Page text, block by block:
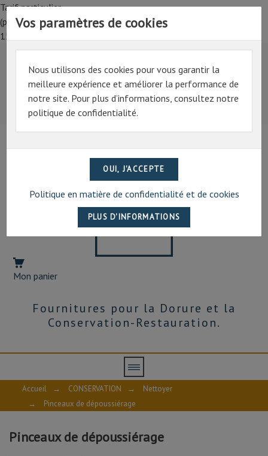
Tarif particulier,
(professionnel, connectez-vous pour bénéficier de la remise de
15%)
Tarif particulier,
(professionnel, connectez-vous pour bénéficier de la
remise de 15%)
07 69 94 13 47
Mon panier
Fournitures pour la Dorure et la
Conservation-Restauration.
Vos paramètres de cookies
Nous utilisons des cookies pour vous garantir la
meilleure expérience et améliorer la performance de
notre site. Pour plus d’informations, consultez notre
politique de confidentialité.
Politique en matière de confidentialité et de cookies
Accueil → CONSERVATION →
Nettoyer
→
Pinceaux de dépoussiérage
DE
DÉPOUSSIÉRAGE
Brosses
pinceaux
souples
Pinceaux de dépoussiérage